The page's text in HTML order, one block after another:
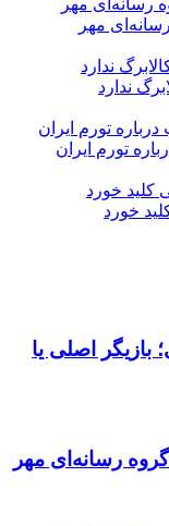
مهر
ندارد
تورم ایران
خورد
اصلی یا
رسانه‌ای مهر